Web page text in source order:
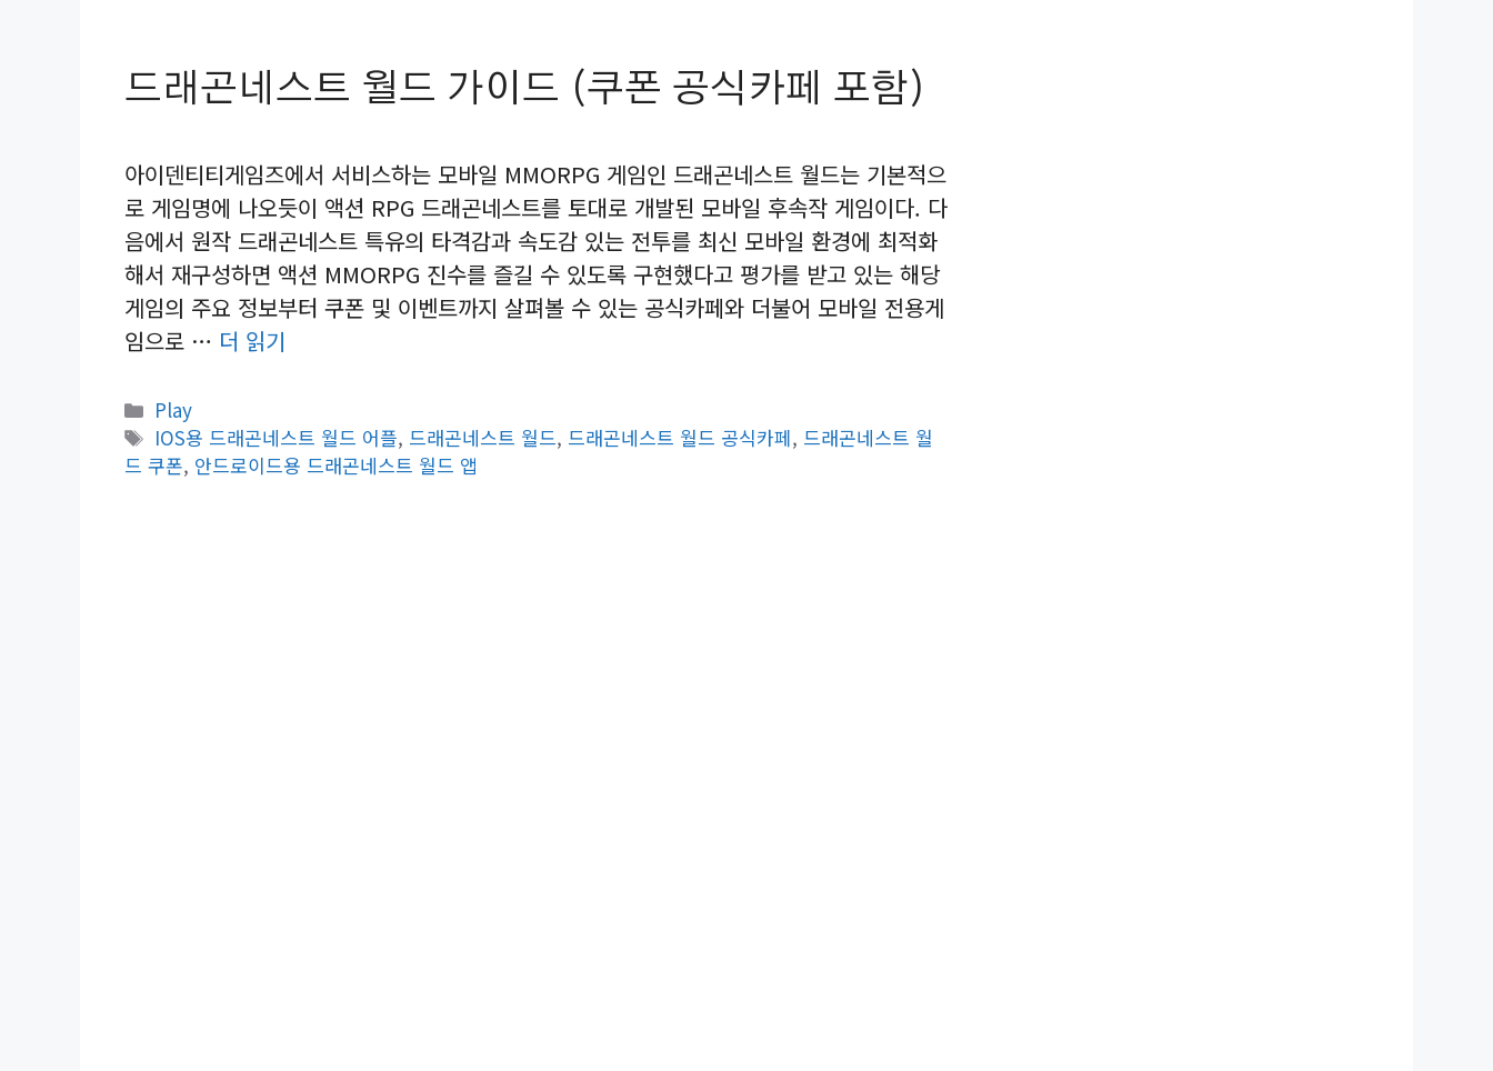
드래곤네스트 월드 가이드 (쿠폰 공식카페 포함)
아이덴티티게임즈에서 서비스하는 모바일 MMORPG 게임인 드래곤네스트 월드는 기본적으
로 게임명에 나오듯이 액션 RPG 드래곤네스트를 토대로 개발된 모바일 후속작 게임이다. 다
음에서 원작 드래곤네스트 특유의 타격감과 속도감 있는 전투를 최신 모바일 환경에 최적화
해서 재구성하면 액션 MMORPG 진수를 즐길 수 있도록 구현했다고 평가를 받고 있는 해당
게임의 주요 정보부터 쿠폰 및 이벤트까지 살펴볼 수 있는 공식카페와 더불어 모바일 전용게
임으로 … 더 읽기
카
테
고
Play
태
그
IOS용 드래곤네스트 월드 어플, 드래곤네스트 월드, 드래곤네스트 월드 공식카페, 드래곤네스트 월
드 쿠폰, 안드로이드용 드래곤네스트 월드 앱